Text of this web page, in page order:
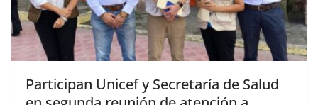
Participan Unicef y Secretaría de Salud